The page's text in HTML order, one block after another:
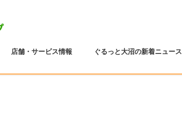
店舗・サービス情報 ぐるっと大沼の新着ニュース